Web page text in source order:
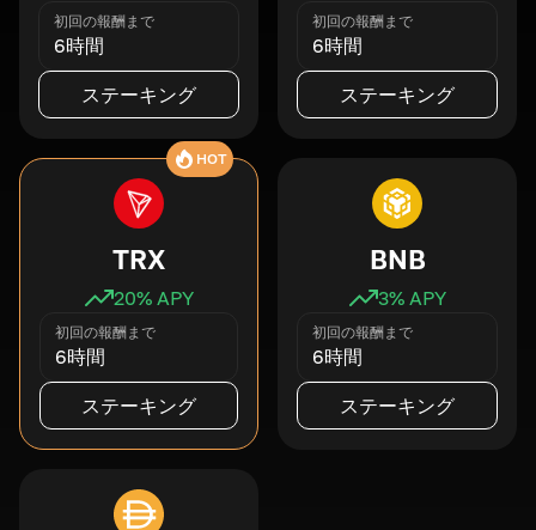
初回の報酬まで
6時間
ステーキング
初回の報酬まで
6時間
ステーキング
HOT
TRX
20% APY
初回の報酬まで
6時間
ステーキング
BNB
3% APY
初回の報酬まで
6時間
ステーキング